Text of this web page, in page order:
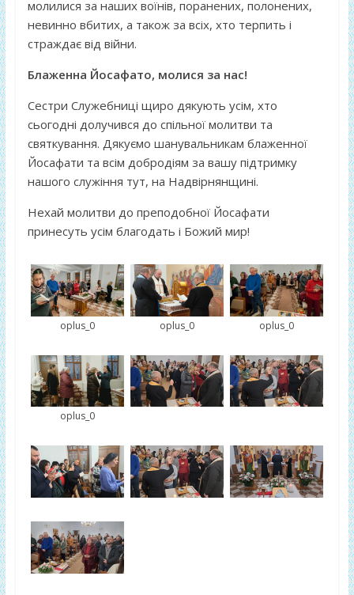
молилися за наших воїнів, поранених, полонених,
невинно вбитих, а також за всіх, хто терпить і
страждає від війни.
Блаженна Йосафато, молися за нас!
Сестри Служебниці щиро дякують усім, хто
сьогодні долучився до спільної молитви та
святкування. Дякуємо шанувальникам блаженної
Йосафати та всім добродіям за вашу підтримку
нашого служіння тут, на Надвірнянщині.
Нехай молитви до преподобної Йосафати
принесуть усім благодать і Божий мир!
oplus_0 oplus_0 oplus_0
oplus_0